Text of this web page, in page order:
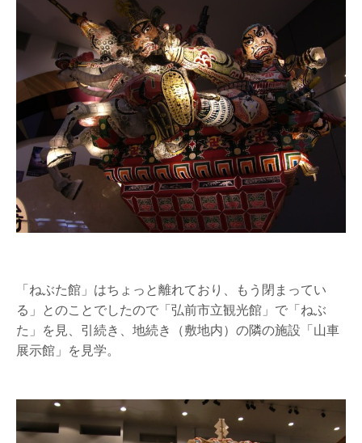
「ねぶた館」はちょっと離れており、もう閉まってい
る」とのことでしたので「弘前市立観光館」で「ねぶ
た」を見、引続き、地続き（敷地内）の隣の施設「山車
展示館」を見学。